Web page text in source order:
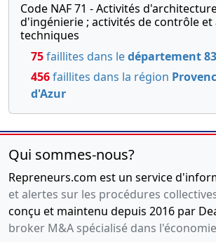
Code NAF 71 - Activités
d'ingénierie ; activités de contrôle et
techniques
75faillites dans ledépartement
456faillites dans la région
d'Azur
Qui sommes-nous?
Repreneurs.com est un service
et alertes sur les procédures
conçu et maintenu depuis 2016 par
broker M&A spécialisé dans